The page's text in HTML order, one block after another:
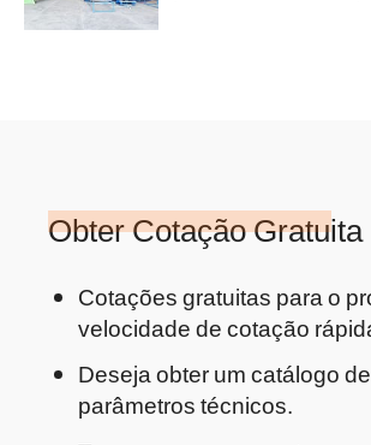
Obter Cotação Gratuita
Cotações gratuitas para o
velocidade de cotação
Deseja obter um catálogo
parâmetros técnicos.